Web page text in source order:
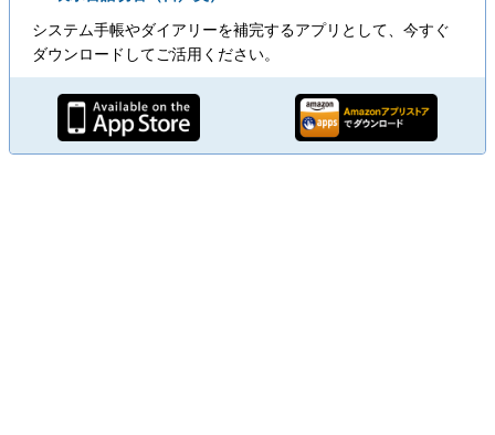
システム手帳やダイアリーを補完するアプリとして、今すぐ
ダウンロードしてご活用ください。